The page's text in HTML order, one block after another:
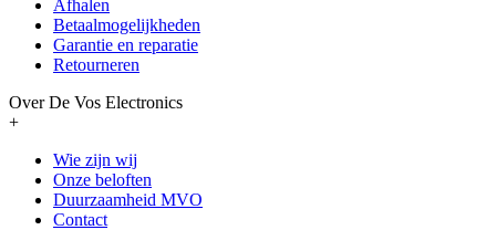
Afhalen
Betaalmogelijkheden
Garantie en reparatie
Retourneren
Over De Vos Electronics
+
Wie zijn wij
Onze beloften
Duurzaamheid MVO
Contact